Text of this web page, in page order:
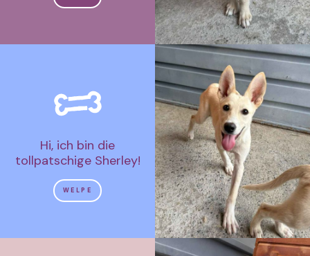
Hi, ich bin die
tollpatschige Sherley!
WELPE